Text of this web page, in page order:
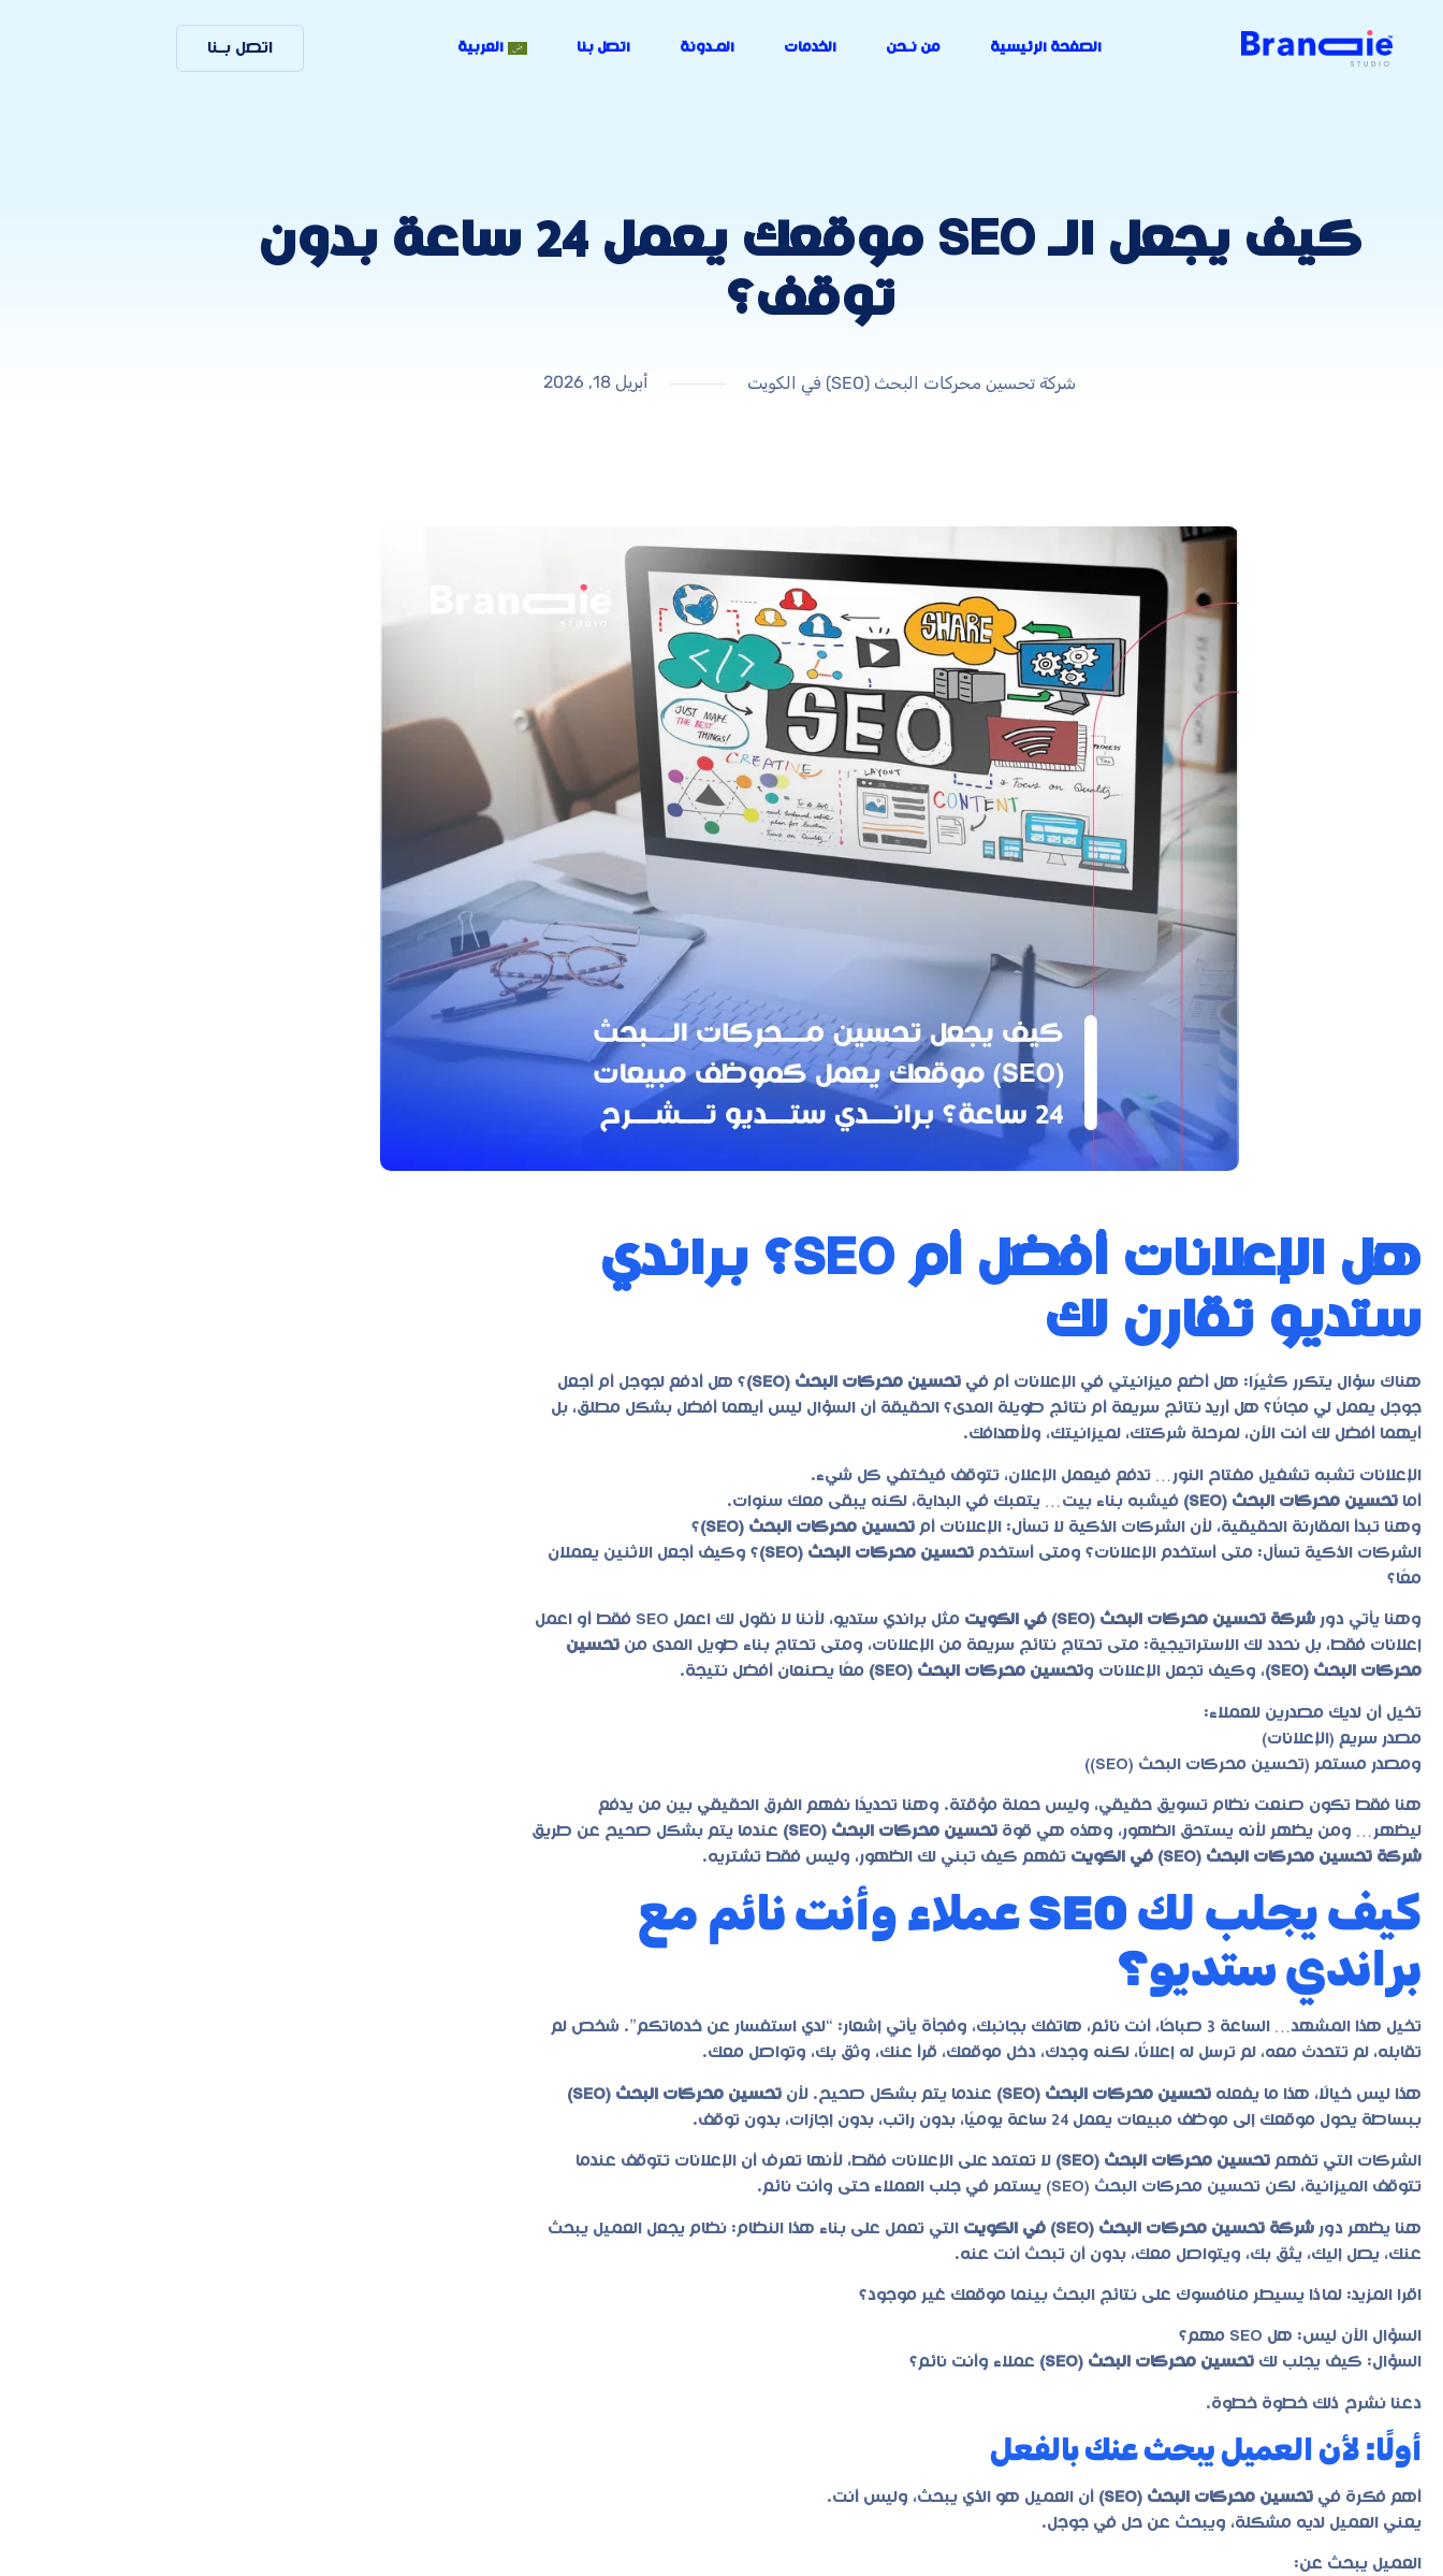
الصفحة الرئيسية من نـحن الخدمات المـدونة اتصل بنا العربية اتصل بـنا
كيف يجعل الـ SEO موقعك يعمل 24 ساعة بدون
توقف؟
شركة تحسين محركات البحث (SEO) في الكويت أبريل 18, 2026
هل الإعلانات أفضل أم SEO؟ براندي
ستديو تقارن لك
هناك سؤال يتكرر كثيرًا: هل أضع ميزانيتي في الإعلانات أم في تحسين محركات البحث (SEO)
؟ هل أدفع لجوجل أم أجعل
جوجل يعمل لي مجانًا؟ هل أريد نتائج سريعة أم نتائج طويلة المدى؟ الحقيقة أن السؤال ليس أيهما أفضل بشكل مطلق، بل
أيهما أفضل لك أنت الآن، لمرحلة شركتك، لميزانيتك، ولأهدافك.
الإعلانات تشبه تشغيل مفتاح النور… تدفع فيعمل الإعلان، تتوقف فيختفي كل شيء.
أما تحسين محركات البحث (SEO)
فيشبه بناء بيت… يتعبك في البداية، لكنه يبقى معك سنوات.
وهنا تبدأ المقارنة الحقيقية، لأن الشركات الذكية لا تسأل: الإعلانات أم تحسين محركات البحث (SEO)
؟
الشركات الذكية تسأل: متى أستخدم الإعلانات؟ ومتى أستخدم تحسين محركات البحث (SEO)
؟ وكيف أجعل الاثنين يعملان
معًا؟
وهنا يأتي دور شركة تحسين محركات البحث (SEO) في الكويت
مثل براندي ستديو، لأننا لا نقول لك اعمل SEO فقط أو اعمل
إعلانات فقط، بل نحدد لك الاستراتيجية: متى تحتاج نتائج سريعة من الإعلانات، ومتى تحتاج بناء طويل المدى من تحسين
محركات البحث (SEO)
، وكيف تجعل الإعلانات وتحسين محركات البحث (SEO) معًا يصنعان أفضل نتيجة.
تخيل أن لديك مصدرين للعملاء:
مصدر سريع (الإعلانات)
ومصدر مستمر (تحسين محركات البحث (SEO))
هنا فقط تكون صنعت نظام تسويق حقيقي، وليس حملة مؤقتة. وهنا تحديدًا نفهم الفرق الحقيقي بين من يدفع
ليظهر… ومن يظهر لأنه يستحق الظهور، وهذه هي قوة تحسين محركات البحث (SEO)
عندما يتم بشكل صحيح عن طريق
شركة تحسين محركات البحث (SEO) في الكويت
تفهم كيف تبني لك الظهور، وليس فقط تشتريه.
كيف يجلب لك SEO عملاء وأنت نائم مع
براندي ستديو؟
تخيل هذا المشهد… الساعة 3 صباحًا، أنت نائم، هاتفك بجانبك، وفجأة يأتي إشعار: “لدي استفسار عن خدماتكم”. شخص لم
تقابله، لم تتحدث معه، لم ترسل له إعلانًا، لكنه وجدك، دخل موقعك، قرأ عنك، وثق بك، وتواصل معك.
هذا ليس خيالًا، هذا ما يفعله تحسين محركات البحث (SEO) عندما يتم بشكل صحيح. لأن تحسين محركات البحث (SEO)
ببساطة يحول موقعك إلى موظف مبيعات يعمل 24 ساعة يوميًا، بدون راتب، بدون إجازات، بدون توقف.
الشركات التي تفهم تحسين محركات البحث (SEO)
لا تعتمد على الإعلانات فقط، لأنها تعرف أن الإعلانات تتوقف عندما
تتوقف الميزانية، لكن تحسين محركات البحث (SEO) يستمر في جلب العملاء حتى وأنت نائم.
هنا يظهر دور شركة تحسين محركات البحث (SEO) في الكويت
التي تعمل على بناء هذا النظام: نظام يجعل العميل يبحث
عنك، يصل إليك، يثق بك، ويتواصل معك، بدون أن تبحث أنت عنه.
اقرا المزيد: لماذا يسيطر منافسوك على نتائج البحث بينما موقعك غير موجود؟
السؤال الآن ليس: هل SEO مهم؟
السؤال: كيف يجلب لك تحسين محركات البحث (SEO) عملاء وأنت نائم؟
دعنا نشرح ذلك خطوة خطوة.
أولًا: لأن العميل يبحث عنك بالفعل
أهم فكرة في تحسين محركات البحث (SEO)
أن العميل هو الذي يبحث، وليس أنت.
يعني العميل لديه مشكلة، ويبحث عن حل في جوجل.
العميل يبحث عن: